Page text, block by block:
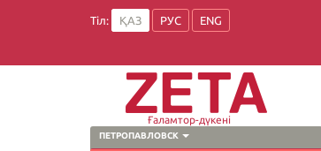
Тіл: ҚАЗ РУС ENG
ПЕТРОПАВЛОВСК
Ғаламтор-дүкені